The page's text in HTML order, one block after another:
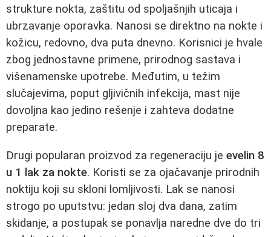
strukture nokta, zaštitu od spoljašnjih uticaja i
ubrzavanje oporavka. Nanosi se direktno na nokte i
kožicu, redovno, dva puta dnevno. Korisnici je hvale
zbog jednostavne primene, prirodnog sastava i
višenamenske upotrebe. Međutim, u težim
slučajevima, poput gljivičnih infekcija, mast nije
dovoljna kao jedino rešenje i zahteva dodatne
preparate.
Drugi popularan proizvod za regeneraciju je evelin 8
u 1 lak za nokte. Koristi se za ojačavanje prirodnih
noktiju koji su skloni lomljivosti. Lak se nanosi
strogo po uputstvu: jedan sloj dva dana, zatim
skidanje, a postupak se ponavlja naredne dve do tri